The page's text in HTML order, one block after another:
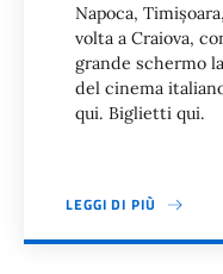
Napoca,
volta a Craiova,
grande schermo
del cinema
qui. Biglietti qui.
LEGGI DI PIÙ